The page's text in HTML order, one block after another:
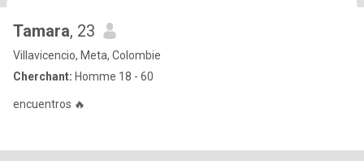
Tamara, 23
Villavicencio, Meta, Colombie
Cherchant: Homme 18 - 60
encuentros 🔥